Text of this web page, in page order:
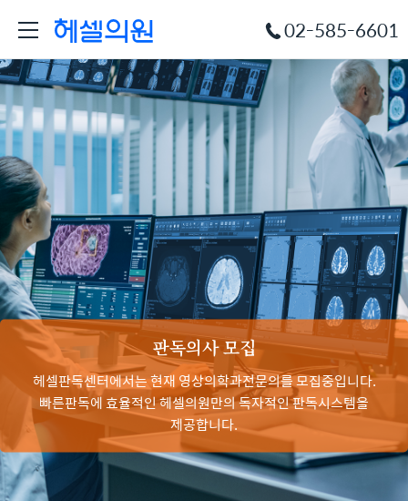
02-585-6601
판독의사 모집
헤셀판독센터에서는 현재 영상의학과전문의를 모집중입니다.
빠른판독에 효율적인 헤셀의원만의 독자적인 판독시스템을
제공합니다.